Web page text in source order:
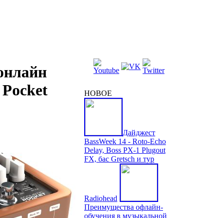
НОВОЕ
Дайджест
BassWeek 14 - Roto-Echo
Delay, Boss PX-1 Plugout
FX, бас Gretsch и тур
Radiohead
Преимущества офлайн-
обучения в музыкальной